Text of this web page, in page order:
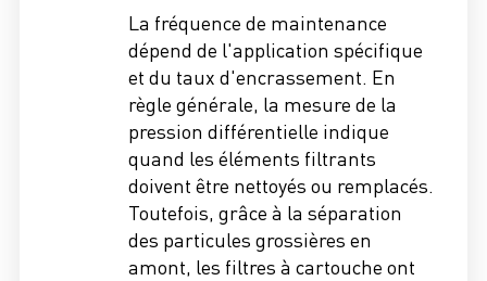
La fréquence de maintenance
dépend de l'application spécifique
et du taux d'encrassement. En
règle générale, la mesure de la
pression différentielle indique
quand les éléments filtrants
doivent être nettoyés ou remplacés.
Toutefois, grâce à la séparation
des particules grossières en
amont, les filtres à cartouche ont